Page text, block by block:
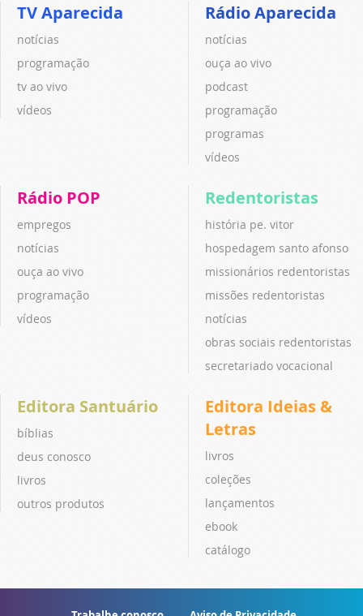
TV Aparecida
notícias
programação
tv ao vivo
vídeos
Rádio Aparecida
notícias
ouça ao vivo
podcast
programação
programas
vídeos
Rádio POP
empregos
notícias
ouça ao vivo
programação
vídeos
Redentoristas
história pe. vitor
hospedagem santo afonso
missionários redentoristas
missões redentoristas
notícias
obras sociais redentoristas
secretariado vocacional
Editora Santuário
bíblias
deus conosco
livros
outros produtos
Editora Ideias &
Letras
livros
coleções
lançamentos
ebook
catálogo